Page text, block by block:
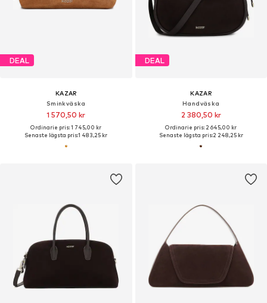
DEAL
KAZAR
Sminkväska
1 570,50 kr
Ordinarie pris: 1 745,00 kr
Senaste lägsta pris:1 483,25 kr
DEAL
KAZAR
Handväska
2 380,50 kr
Ordinarie pris: 2 645,00 kr
Senaste lägsta pris:2 248,25 kr